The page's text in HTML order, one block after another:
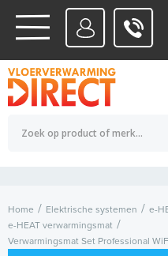
WATERSYSTEMEN
ELEKTRISCHE SYSTEMEN
Totaalbedrag
Home Elektrische systemen
e-
e-HEAT verwarmingsmat
Verwarmingsmat Set Professional